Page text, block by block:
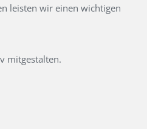
leisten wir einen wichtigen
mitgestalten.